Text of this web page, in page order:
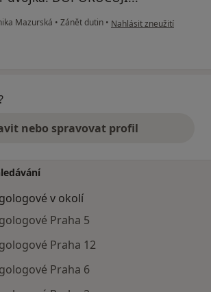
Mazurská • Zánět dutin • podle názoru uživatele
Nahlásit zneužití
nebo spravovat profil
v okolí
Praha 5
Praha 12
Praha 6